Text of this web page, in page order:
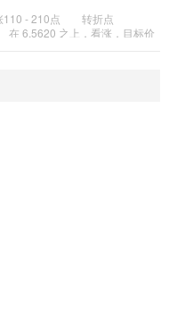
110 - 210点 转折点
之上，看涨，目标价